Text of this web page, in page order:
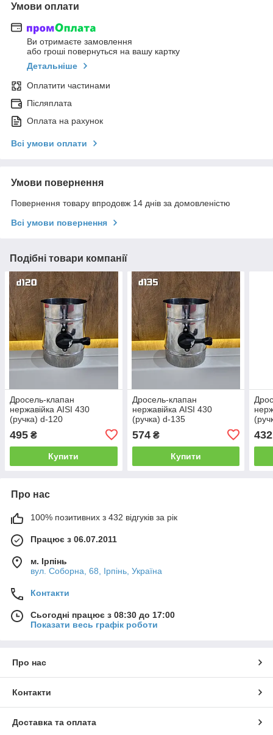
Умови оплати
Ви отримаєте замовлення
або гроші повернуться на вашу картку
Детальніше
Оплатити частинами
Післяплата
Оплата на рахунок
Всі умови оплати
Умови повернення
Повернення товару впродовж 14 днів за домовленістю
Всі умови повернення
Подібні товари компанії
Дросель-клапан
нержавійка AISI 430
(ручка) d-120
495 ₴
Купити
Дросель-клапан
нержавійка AISI 430
(ручка) d-135
574₴
Купити
432
Про нас
100% позитивних з 432 відгуків за рік
Працює з 06.07.2011
м. Ірпінь
вул. Соборна, 68, Ірпінь, Україна
Контакти
Сьогодні працює з 08:30 до 17:00
Показати весь графік роботи
Про нас
Контакти
Доставка та оплата